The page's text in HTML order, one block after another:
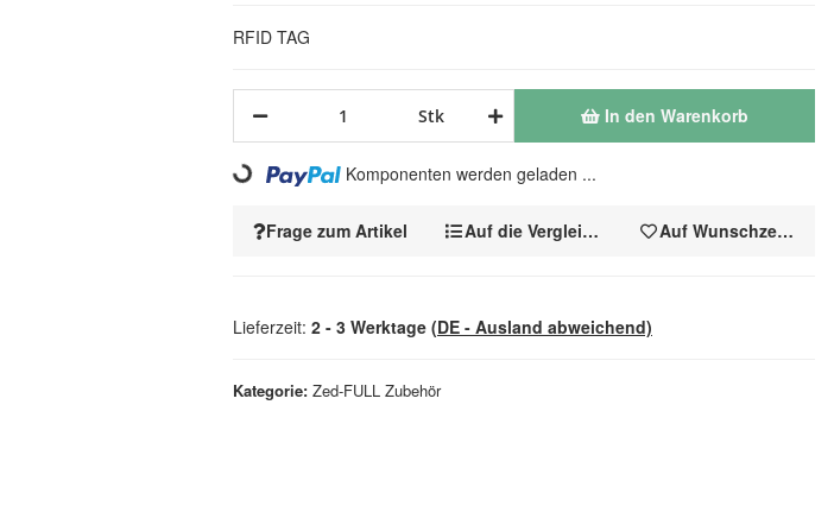
Kategorie Zed-FULL Zubehör
RFID TAG
Frage zum Artikel Auf die Vergleichsliste Auf Wunschzettel
Stk In den Warenkorb
Loading... Komponenten werden geladen ...
Lieferzeit: 2 - 3 Werktage (DE - Ausland abweichend)